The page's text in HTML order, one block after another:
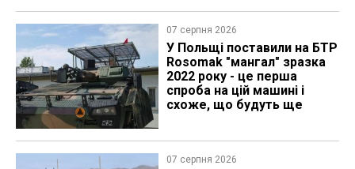
07 серпня 2026
У Польщі поставили на БТР
Rosomak "мангал" зразка
2022 року - це перша
спроба на цій машині і
схоже, що будуть ще
07 серпня 2026